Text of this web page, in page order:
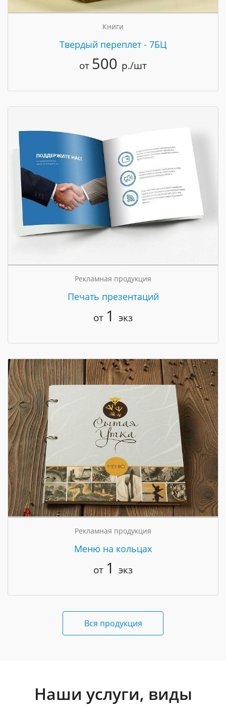
Книги
Твердый переплет - 7БЦ
от 500 р./шт
Рекламная продукция
Печать презентаций
от 1 экз
Рекламная продукция
Меню на кольцах
от 1 экз
Вся продукция
Наши услуги, виды